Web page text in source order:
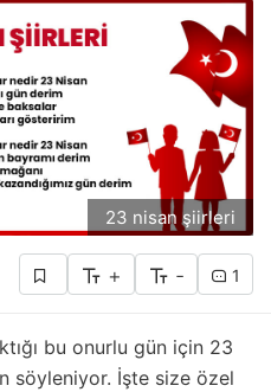
23 nisan şiirleri
+ - 1
bu onurlu gün için 23
söyleniyor. İşte size özel